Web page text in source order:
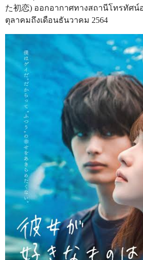
た初恋) ออกอากาศทางสถานีโทรทัศน์
ตุลาคมถึงเดือนธันวาคม 2564